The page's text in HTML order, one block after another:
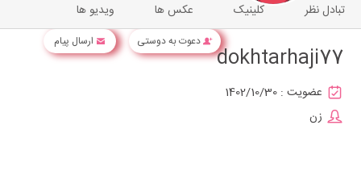
دعوت به دوستی ارسال پیام
ویدیو ها عکس ها کلینیک تبادل نظر
dokhtarhaji77
عضویت : 1402/10/30
زن